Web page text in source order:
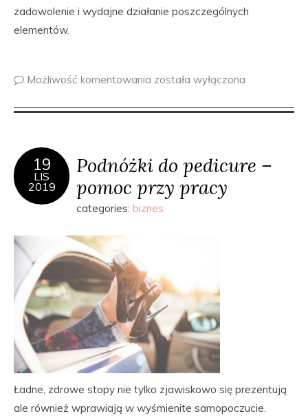
zadowolenie i wydajne działanie poszczególnych
elementów.
Możliwość komentowania została wyłączona
19
LIS
2019
Podnóżki do pedicure –
pomoc przy pracy
categories: biznes
Ładne, zdrowe stopy nie tylko zjawiskowo się prezentują
ale również wprawiają w wyśmienite samopoczucie.